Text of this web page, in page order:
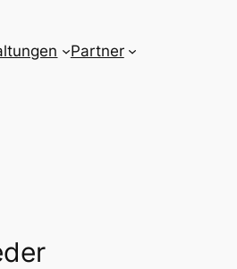
Partner